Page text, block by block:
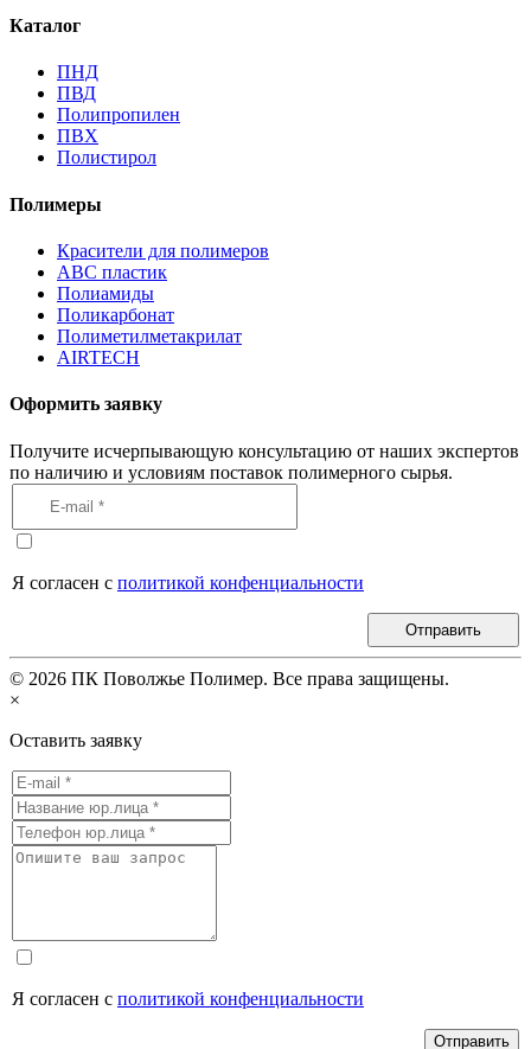
Каталог
ПНД
ПВД
Полипропилен
ПВХ
Полистирол
Полимеры
Красители для полимеров
АВС пластик
Полиамиды
Поликарбонат
Полиметилметакрилат
AIRTECH
Оформить заявку
Получите исчерпывающую консультацию от наших экспертов
по наличию и условиям поставок полимерного сырья.
Я согласен с политикой конфенциальности
Отправить
© 2026 ПК Поволжье Полимер. Все права защищены.
×
Оставить заявку
Я согласен с политикой конфенциальности
Отправить